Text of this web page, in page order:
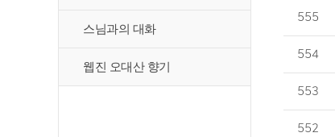
스님과의 대화
웹진 오대산 향기
555
554
553
552